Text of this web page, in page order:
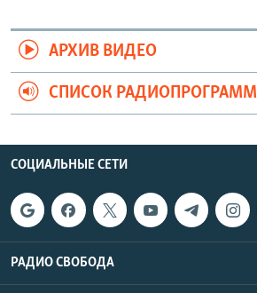
АРХИВ ВИДЕО
СПИСОК РАДИОПРОГРАММ
СОЦИАЛЬНЫЕ СЕТИ
РАДИО СВОБОДА